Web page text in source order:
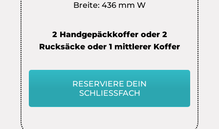
Breite: 436 mm W
2 Handgepäckkoffer oder 2
Rucksäcke oder 1 mittlerer Koffer
RESERVIERE DEIN
SCHLIESSFACH